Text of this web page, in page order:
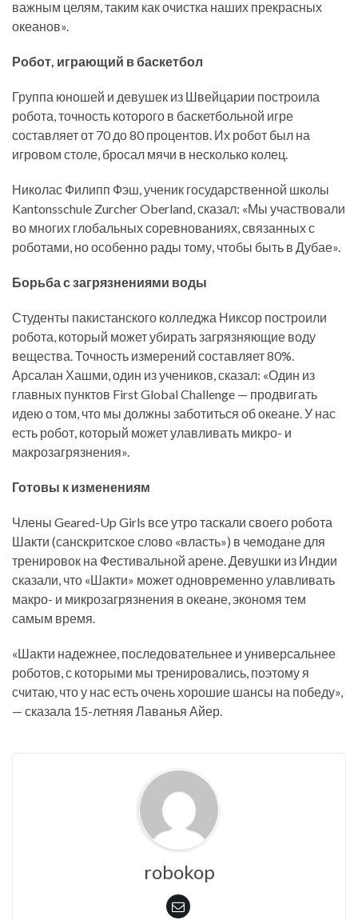
важным целям, таким как очистка наших прекрасных
океанов».
Робот, играющий в баскетбол
Группа юношей и девушек из Швейцарии построила
робота, точность которого в баскетбольной игре
составляет от 70 до 80 процентов. Их робот был на
игровом столе, бросал мячи в несколько колец.
Николас Филипп Фэш, ученик государственной школы
Kantonsschule Zurcher Oberland, сказал: «Мы участвовали
во многих глобальных соревнованиях, связанных с
роботами, но особенно рады тому, чтобы быть в Дубае».
Борьба с загрязнениями воды
Студенты пакистанского колледжа Никсор построили
робота, который может убирать загрязняющие воду
вещества. Точность измерений составляет 80%.
Арсалан Хашми, один из учеников, сказал: «Один из
главных пунктов First Global Challenge — продвигать
идею о том, что мы должны заботиться об океане. У нас
есть робот, который может улавливать микро- и
макрозагрязнения».
Готовы к изменениям
Члены Geared-Up Girls все утро таскали своего робота
Шакти (санскритское слово «власть») в чемодане для
тренировок на Фестивальной арене. Девушки из Индии
сказали, что «Шакти» может одновременно улавливать
макро- и микрозагрязнения в океане, экономя тем
самым время.
«Шакти надежнее, последовательнее и универсальнее
роботов, с которыми мы тренировались, поэтому я
считаю, что у нас есть очень хорошие шансы на победу»,
— сказала 15-летняя Лаванья Айер.
robokop